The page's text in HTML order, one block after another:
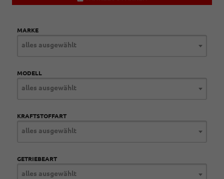
MARKE
alles ausgewählt
MODELL
alles ausgewählt
KRAFTSTOFFART
alles ausgewählt
GETRIEBEART
alles ausgewählt